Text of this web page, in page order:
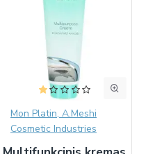
Mon Platin, A.Meshi
Cosmetic Industries